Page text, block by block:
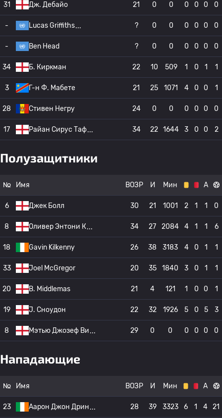
31 Дж. Дебайо 21 0 0 0 0 0 0
- Lucas Griffiths ? 0 0 0 0 0 0
- Ben Head ? 0 0 0 0 0 0
34 Б. Киркман 22 10 509 1 0 1 1
3 Г-н Ф. Мабете 21 25 1071 4 0 0 1
28 Стивен Негру 24 0 0 0 0 0 0
17 Райан Сирус Таф 34 22 1644 3 0 0 2
Полузащитники
№ Имя ВОЗР И Мин А
6 Джек Болл 30 21 1001 2 1 1 0
8 Оливер Энтони К 34 27 2084 4 1 1 6
18 Gavin Kilkenny 26 38 3183 4 0 1 1
33 Joel McGregor 20 35 1840 3 0 1 1
20 B. Middlemas 21 4 121 1 0 0 1
19 J. Сноудон 22 32 1926 5 0 5 3
8 Мэтью Джозеф Ви 29 0 0 0 0 0 0
Нападающие
№ Имя ВОЗР И Мин А
23 Аарон Джон Дрин 28 39 3323 6 1 4 21